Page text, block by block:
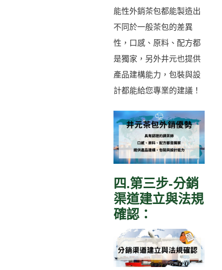
能性外銷茶包都能製造出
不同於一般茶包的差異
性，口感、原料、配方都
是獨家，另外井元也提供
產品建構能力，包裝與設
計都能給您專業的建議！
四.第三步-分銷
渠道建立與法規
確認：